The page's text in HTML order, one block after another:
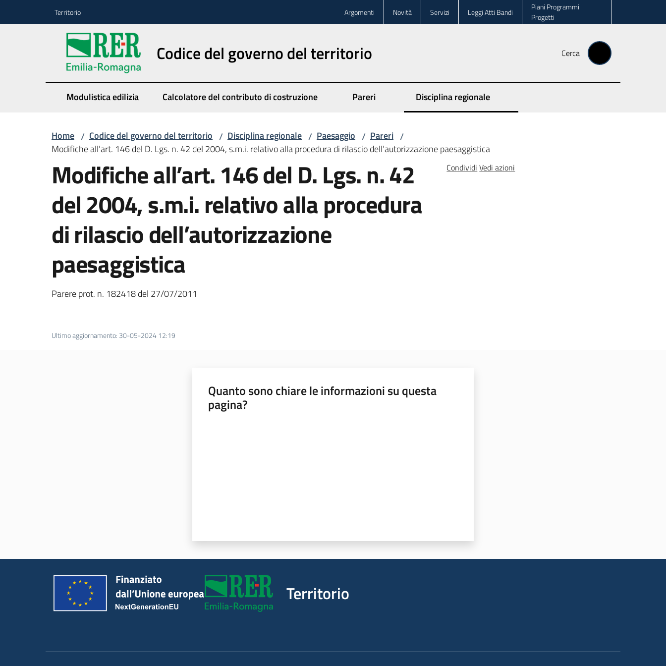
Territorio Argomenti Novità Servizi Leggi Atti Bandi
Piani Programmi
Progetti
Codice del governo del territorio Cerca
Modulistica edilizia Calcolatore del contributo di costruzione Pareri Disciplina regionale
Home / Codice del governo del territorio / Disciplina regionale / Paesaggio / Pareri /
Modifiche all’art. 146 del D. Lgs. n. 42 del 2004, s.m.i. relativo alla procedura di rilascio dell’autorizzazione paesaggistica
Modifiche all’art. 146 del D. Lgs. n. 42
del 2004, s.m.i. relativo alla procedura
di rilascio dell’autorizzazione
paesaggistica
Parere prot. n. 182418 del 27/07/2011
Condividi Vedi azioni
Ultimo aggiornamento: 30-05-2024 12:19
Quanto sono chiare le informazioni su questa
pagina?
Territorio